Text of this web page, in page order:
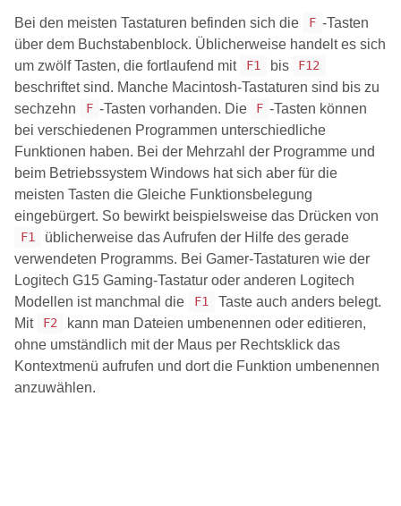
Bei den meisten Tastaturen befinden sich die F -Tasten
über dem Buchstabenblock. Üblicherweise handelt es sich
um zwölf Tasten, die fortlaufend mit
F1 bis F12
beschriftet sind. Manche Macintosh-Tastaturen sind bis zu
sechzehn
F -Tasten vorhanden. Die F -Tasten können
bei verschiedenen Programmen unterschiedliche
Funktionen haben. Bei der Mehrzahl der Programme und
beim Betriebssystem Windows hat sich aber für die
meisten Tasten die Gleiche Funktionsbelegung
eingebürgert. So bewirkt beispielsweise das Drücken von
F1
üblicherweise das Aufrufen der Hilfe des gerade
verwendeten Programms. Bei Gamer-Tastaturen wie der
Logitech G15 Gaming-Tastatur oder anderen Logitech
Modellen ist manchmal die
F1
Taste auch anders belegt.
Mit
F2
kann man Dateien umbenennen oder editieren,
ohne umständlich mit der Maus per Rechtsklick das
Kontextmenü aufrufen und dort die Funktion umbenennen
anzuwählen.